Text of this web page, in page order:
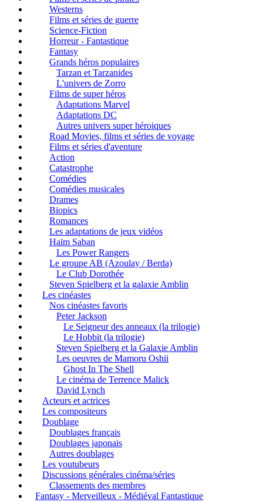
Westerns
Films et séries de guerre
Science-Fiction
Horreur - Fantastique
Fantasy
Grands héros populaires
Tarzan et Tarzanides
L'univers de Zorro
Films de super héros
Adaptations Marvel
Adaptations DC
Autres univers super héroiques
Road Movies, films et séries de voyage
Films et séries d'aventure
Action
Catastrophe
Comédies
Comédies musicales
Drames
Biopics
Romances
Les adaptations de jeux vidéos
Haïm Saban
Les Power Rangers
Le groupe AB (Azoulay / Berda)
Le Club Dorothée
Steven Spielberg et la galaxie Amblin
Les cinéastes
Nos cinéastes favoris
Peter Jackson
Le Seigneur des anneaux (la trilogie)
Le Hobbit (la trilogie)
Steven Spielberg et la Galaxie Amblin
Les oeuvres de Mamoru Oshii
Ghost In The Shell
Le cinéma de Terrence Malick
David Lynch
Acteurs et actrices
Les compositeurs
Doublage
Doublages français
Doublages japonais
Autres doublages
Les youtubeurs
Discussions générales cinéma/séries
Classements des membres
Fantasy - Merveilleux - Médiéval Fantastique